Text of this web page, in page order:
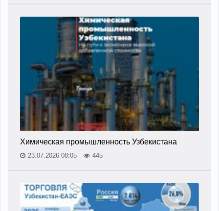
Химическая промышленность Узбекистана
23.07.2026 08:05 445